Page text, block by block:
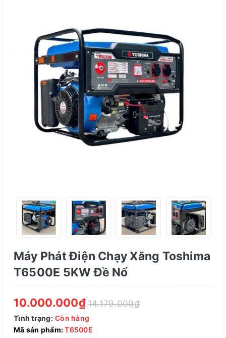
Máy Phát Điện Chạy Xăng Toshima
T6500E 5KW Đề Nổ
10.000.000₫ 14.179.000₫
Tình trạng: Còn hàng
Mã sản phẩm:T6500E